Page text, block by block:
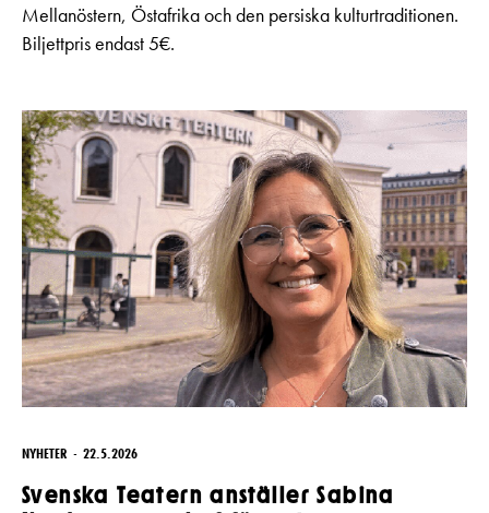
Mellanöstern, Östafrika och den persiska kulturtraditionen.
Biljettpris endast 5€.
NYHETER 22.5.2026
Svenska Teatern anställer Sabina